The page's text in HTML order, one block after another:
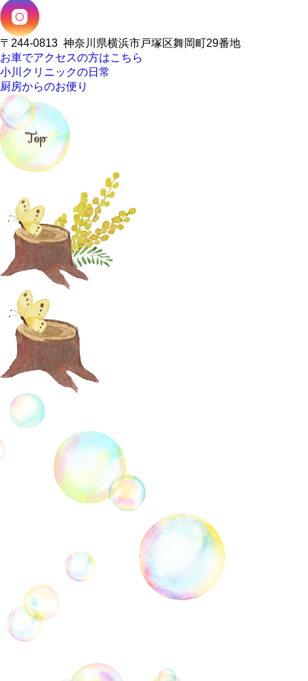
〒244-0813 神奈川県横浜市戸塚区舞岡町29番地
お車でアクセスの方はこちら
小川クリニックの日常
厨房からのお便り